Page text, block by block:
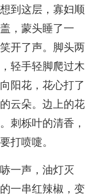
到这层，寡妇顺
，蒙头睡了一
开了声。脚头两
轻手轻脚爬过木
阳花，花心打了
云朵。边上的花
刺栎叶的清香，
打喷嚏。
一声，油灯灭
一串红辣椒，变